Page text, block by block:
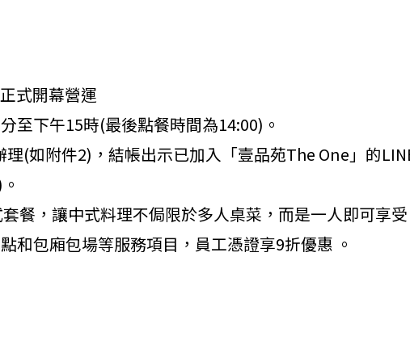
式開幕營運
至下午15時(最後點餐時間為14:00)。
理(如附件2) ，結帳出示已加入「壹品苑The One」的
餐，讓中式料理不侷限於多人桌菜，而是一人即可享
和包廂包場等服務項目， 員工憑證享9折優惠 。